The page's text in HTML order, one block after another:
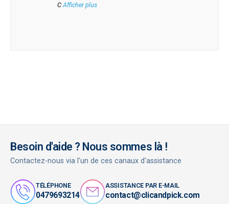
C Afficher plus
Besoin d'aide ? Nous sommes là !
Contactez-nous via l'un de ces canaux d'assistance
TÉLÉPHONE
0479693214
ASSISTANCE PAR E-MAIL
contact@clicandpick.com